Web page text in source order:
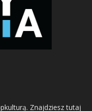
Znajdziesz tutaj